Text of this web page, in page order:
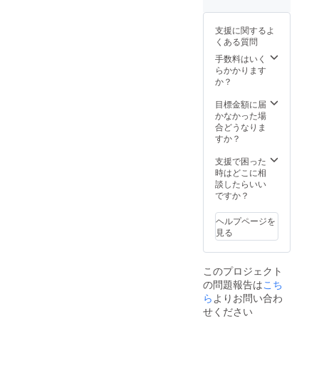
立し、
自費リ
ハビリ
や企業
研修な
どを提
行なっ
てい
る。 ＜
法士免
許 3学
会呼吸
療法認
定士 メ
ンタル
マネジ
メント
Ⅱ種 医
療安全
管理者
講習終
了
書きま
した。
当事者
の心を
伝える
ことや
もなる
本で
す。 ②
目に見
えない
言葉を
失い能
失っ
て、自
分らし
さをど
戻す
か！1番
大切な
ものは
村紀子
NextPu
blishing
Author
s Press
売日 :
2020/10
/2 本の
細はこ
ちらで
す。
https://
mazon.
co.jp/dp
/B08JD
TRKZH/
書物の
リター
ンに関
して
は、出
ねたリ
になり
ますの
で、一
般に販
売され
物より
高くな
ります
ことを
の上、
支援を
お願い
いたし
本の情
報 著
者：西
村紀子
NextPu
blishing
Author
s Press
(2020/1
支援に関するよ
くある質問
手数料はいく
らかかります
か？
目標金額に届
かなかった場
合どうなりま
すか？
支援で困った
時はどこに相
談したらいい
ですか？
ヘルプページを
見る
このプロジェクト
の問題報告はこち
ら よりお問い合わ
せください